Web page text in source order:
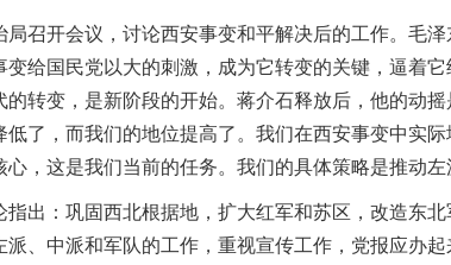
开会议，讨论西安事变和平解决后的工作。毛泽
变给国民党以大的刺激，成为它转变的关键，逼着
的转变，是新阶段的开始。蒋介石释放后，他的动
低了，而我们的地位提高了。我们在西安事变中实
，这是我们当前的任务。我们的具体策略是推动左
：巩固西北根据地，扩大红军和苏区，改造东北
派、中派和军队的工作，重视宣传工作，党报应办